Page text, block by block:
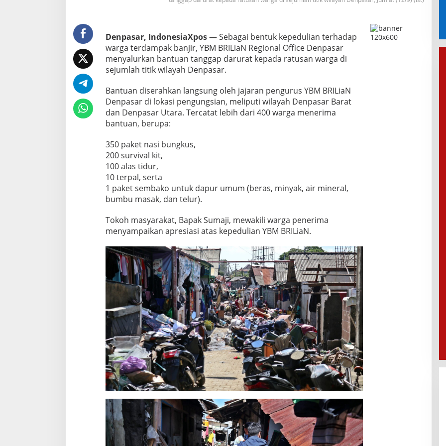
r
g
a
T
e
d
a
m
p
a
B
a
n
j
r
Denpasar, IndonesiaXpos— Sebagai bentuk kepedulian terhadap
warga terdampak banjir, YBM BRILiaN Regional Office Denpasar
menyalurkan bantuan tanggap darurat kepada ratusan warga di
sejumlah titik wilayah Denpasar.
Bantuan diserahkan langsung oleh jajaran pengurus YBM BRILiaN
Denpasar di lokasi pengungsian, meliputi wilayah Denpasar Barat
dan Denpasar Utara. Tercatat lebih dari 400 warga menerima
bantuan, berupa:
350 paket nasi bungkus,
200 survival kit,
100 alas tidur,
10 terpal, serta
1 paket sembako untuk dapur umum (beras, minyak, air mineral,
bumbu masak, dan telur).
Tokoh masyarakat, Bapak Sumaji, mewakili warga penerima
menyampaikan apresiasi atas kepedulian YBM BRILiaN.